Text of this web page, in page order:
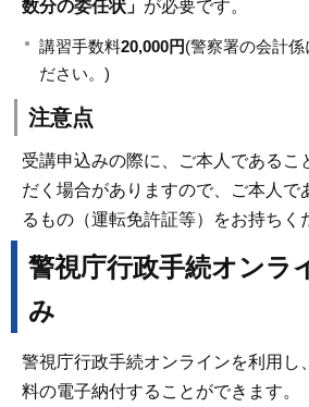
数分の委任状」 が必要です。
講習手数料20,000円(警察署の会計係
ださい。)
注意点
受講申込みの際に、ご本人であるこ
だく場合がありますので、ご本人で
るもの（運転免許証等）をお持ちく
警視庁行政手続オンラ
み
警視庁行政手続オンラインを利用し
料の電子納付することができます。